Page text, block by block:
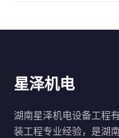
星泽机电
湖南星泽机电设备工程
装工程专业经验，是湖